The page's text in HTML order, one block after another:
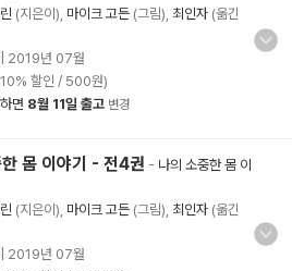
(지은이), 마이크 고든 (그림), 최인자 (옮긴
2019년 07월
할인 / 500원)
면 8월 11일 출고 변경
몸 이야기 - 전4권 - 나의 소중한 몸 이
(지은이), 마이크 고든 (그림), 최인자 (옮긴
2019년 07월